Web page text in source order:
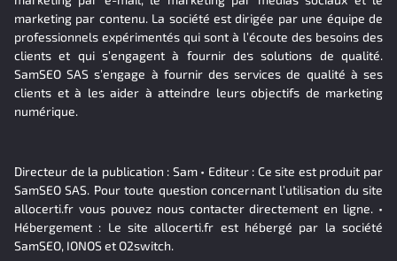
marketing par contenu. La société est dirigée par une équipe de
professionnels expérimentés qui sont à l’écoute des besoins des
clients et qui s’engagent à fournir des solutions de qualité.
SamSEO SAS s’engage à fournir des services de qualité à ses
clients et à les aider à atteindre leurs objectifs de marketing
numérique.
Directeur de la publication : Sam • Editeur : Ce site est produit par
SamSEO SAS. Pour toute question concernant l’utilisation du site
allocerti.fr vous pouvez nous contacter directement en ligne. •
Hébergement : Le site allocerti.fr est hébergé par la société
SamSEO, IONOS et O2switch.